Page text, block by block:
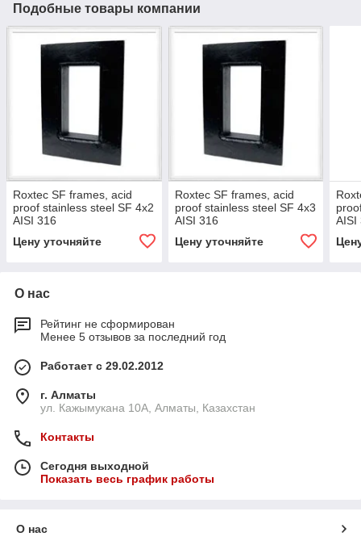
Подобные товары компании
Roxtec SF frames, acid
proof stainless steel SF 4x2
AISI 316
Цену уточняйте
Roxtec SF frames, acid
proof stainless steel SF 4x3
AISI 316
Цену уточняйте
AISI
О нас
Рейтинг не сформирован
Менее 5 отзывов за последний год
Работает с 29.02.2012
г. Алматы
ул. Кажымукана 10А, Алматы, Казахстан
Контакты
Сегодня выходной
Показать весь график работы
О нас